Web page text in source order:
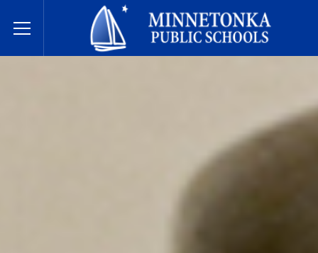
Toggle Menu
Minnetonka davlat maktablari